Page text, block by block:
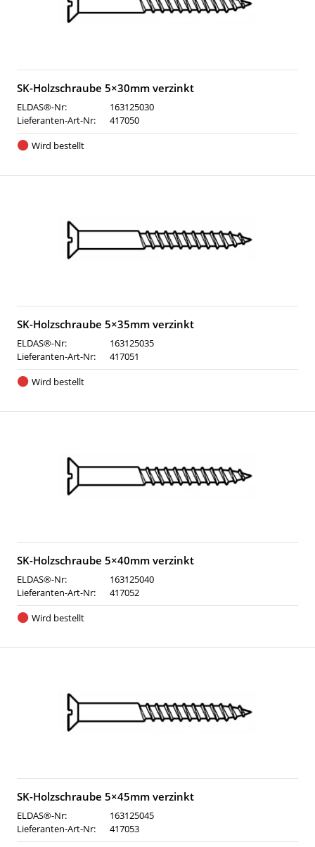
SK-Holzschraube 5×30mm verzinkt
ELDAS®-Nr:
163125030
Lieferanten-Art-Nr:
417050
Wird bestellt
SK-Holzschraube 5×35mm verzinkt
ELDAS®-Nr:
163125035
Lieferanten-Art-Nr:
417051
Wird bestellt
SK-Holzschraube 5×40mm verzinkt
ELDAS®-Nr:
163125040
Lieferanten-Art-Nr:
417052
Wird bestellt
SK-Holzschraube 5×45mm verzinkt
ELDAS®-Nr:
163125045
Lieferanten-Art-Nr:
417053